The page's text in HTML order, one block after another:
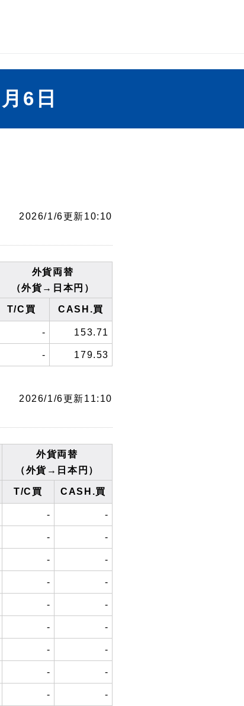
6日
2026/1/6更新10:10
外貨両替
（外貨→日本円）
T/C買 CASH.買
- 153.71
- 179.53
2026/1/6更新11:10
外貨両替
（外貨→日本円）
T/C買 CASH.買
- -
- -
- -
- -
- -
- -
- -
- -
- -